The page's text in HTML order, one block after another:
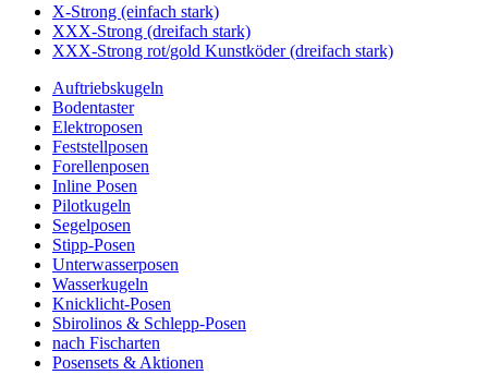
X-Strong (einfach stark)
XXX-Strong (dreifach stark)
XXX-Strong rot/gold Kunstköder (dreifach stark)
Auftriebskugeln
Bodentaster
Elektroposen
Feststellposen
Forellenposen
Inline Posen
Pilotkugeln
Segelposen
Stipp-Posen
Unterwasserposen
Wasserkugeln
Knicklicht-Posen
Sbirolinos & Schlepp-Posen
nach Fischarten
Posensets & Aktionen